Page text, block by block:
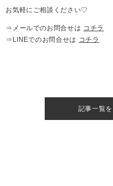
お気軽にご相談ください♡
⇒メールでのお問合せは コチラ
⇒LINEでのお問合せは コチラ
記事一覧